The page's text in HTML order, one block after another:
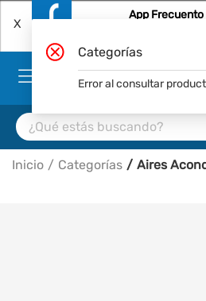
X
App Frecuento
Inicio Categorías Aires
Categorías
Error al consultar